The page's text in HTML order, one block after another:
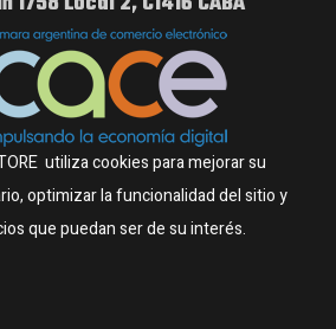
utiliza cookies para mejorar su
optimizar la funcionalidad del sitio y
que puedan ser de su interés.